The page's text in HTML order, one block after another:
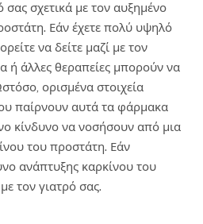
σας σχετικά με τον αυξημένο
Εάν έχετε πολύ υψηλό
να δείτε μαζί με τον
ή άλλες θεραπείες μπορούν να
ορισμένα στοιχεία
παίρνουν αυτά τα φάρμακα
κίνδυνο να νοσήσουν από μια
του προστάτη. Εάν
ανάπτυξης καρκίνου του
τον γιατρό σας.